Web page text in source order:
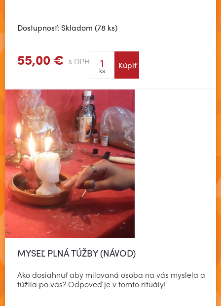
Dostupnosť: Skladom (78 ks)
55,00 € s DPH
ks Kúpiť
Zobraziť viac
MYSEĽ PLNÁ TÚŽBY (NÁVOD)
Ako dosiahnuť aby milovaná osoba na vás myslela a
túžila po vás? Odpoveď je v tomto rituály!